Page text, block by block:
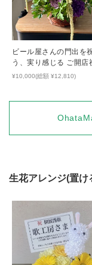
ビール屋さんの門出を
う、実り感じる ご開店
花
¥10,000(総額 ¥12,810)
生花アレンジ(置け